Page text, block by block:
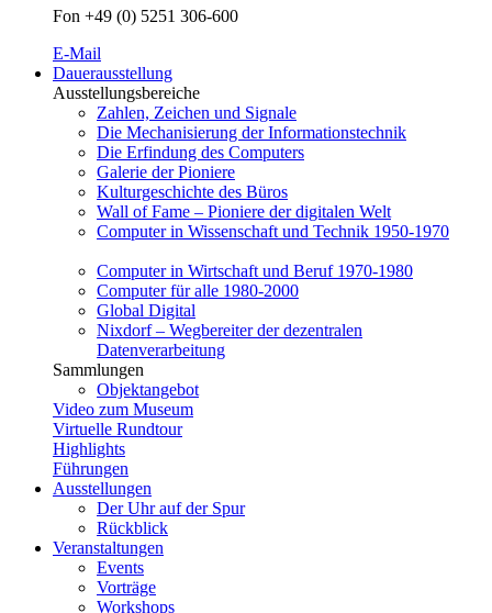
Fon +49 (0) 5251 306-600
E-Mail
Dauerausstellung
Ausstellungsbereiche
Zahlen, Zeichen und Signale
Die Mechanisierung der Informationstechnik
Die Erfindung des Computers
Galerie der Pioniere
Kulturgeschichte des Büros
Wall of Fame – Pioniere der digitalen Welt
Computer in Wissenschaft und Technik 1950-1970
Computer in Wirtschaft und Beruf 1970-1980
Computer für alle 1980-2000
Global Digital
Nixdorf – Wegbereiter der dezentralen
Datenverarbeitung
Sammlungen
Objektangebot
Video zum Museum
Virtuelle Rundtour
Highlights
Führungen
Ausstellungen
Der Uhr auf der Spur
Rückblick
Veranstaltungen
Events
Vorträge
Workshops